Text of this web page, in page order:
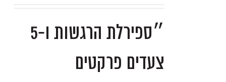
״ספירלת הרגשות ו-5
צעדים פרקטים